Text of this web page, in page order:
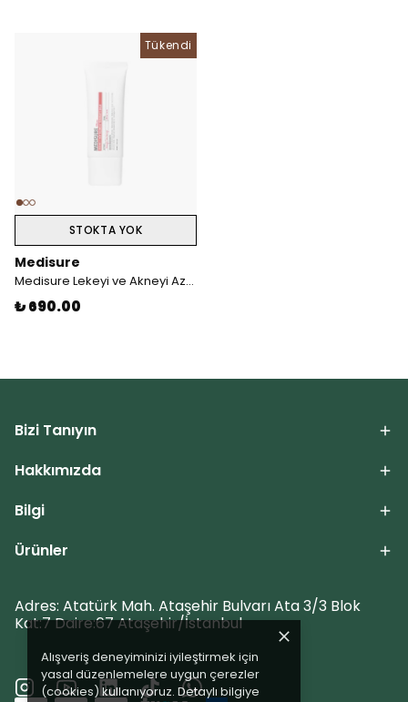
Alışveriş deneyiminizi iyileştirmek için
yasal düzenlemelere uygun çerezler
(cookies) kullanıyoruz. Detaylı bilgiye
Tükendi
STOKTA YOK
Medisure
Medisure Lekeyi ve Akneyi Azaltmaya Yardımcı Etkili Balm 40 ml
₺ 690.00
Bizi Tanıyın
Hakkımızda
Bilgi
Ürünler
Adres: Atatürk Mah. Ataşehir Bulvarı Ata 3/3 Blok
Kat:7 Daire:67 Ataşehir/İstanbul